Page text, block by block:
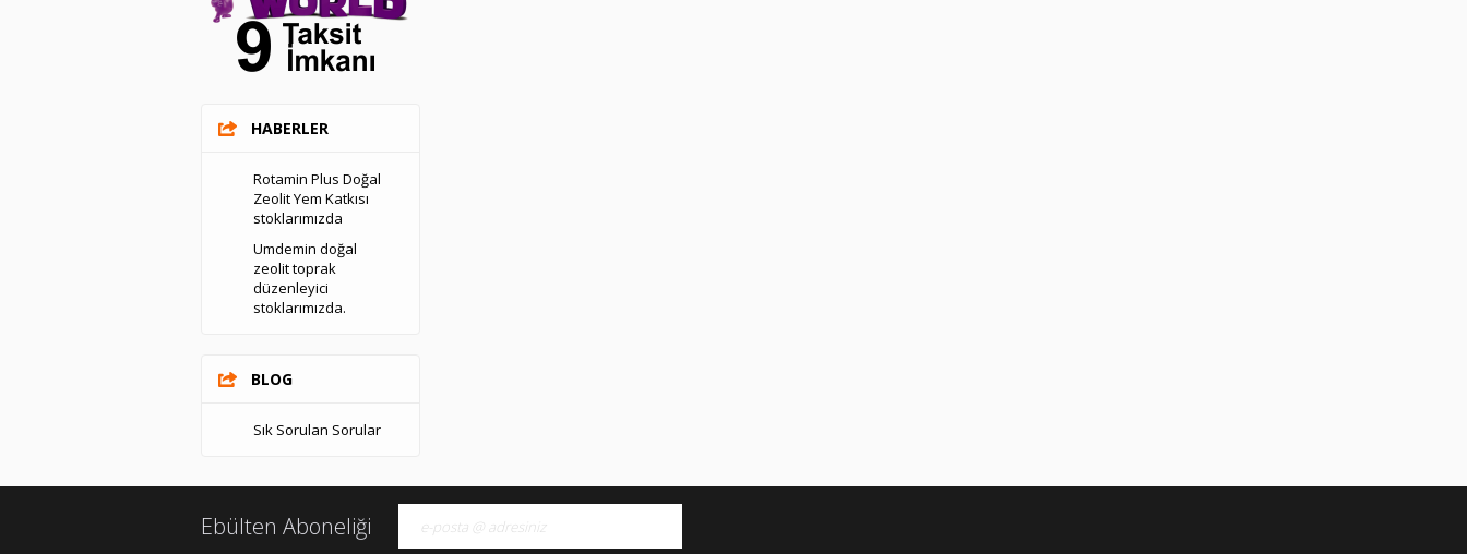
HABERLER
Rotamin Plus Doğal
Zeolit Yem Katkısı
stoklarımızda
Umdemin doğal
zeolit toprak
düzenleyici
stoklarımızda.
BLOG
Sık Sorulan Sorular
Ebülten Aboneliği